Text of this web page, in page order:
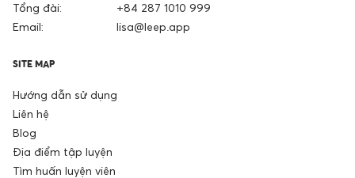
Tổng đài:
+84 287 1010 999
Email:
lisa@leep.app
SITE MAP
Hướng dẫn sử dụng
Liên hệ
Blog
Địa điểm tập luyện
Tìm huấn luyện viên